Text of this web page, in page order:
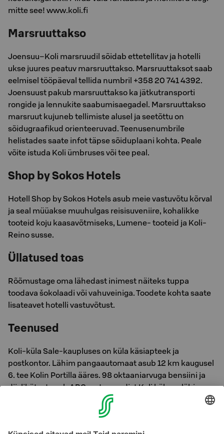
mitte see! www.koli.fi
Marsruuttakso
Joensuu–Koli marsruudil sõidab ettetellitav ja hotelli
ukse juures peatuv marsruuttakso. Marsruuttaksot saab
eelmisel tööpäeval tellida numbril +358 20 741 4392.
Joensuust pakub marsruuttakso ka jätkutransporti
rongide ja lennukite saabumisaegadel. Marsruuttakso
marsruut kujuneb tellimiste alusel ja seetõttu on
sõidugraafikud orienteeruvad. Teenusenumbrile
helistades saate infot täpse sõiduplaani kohta. Peale
võite istuda Koli ümbruses või tee peal.
Shop by Sokos Hotels
Hotell Shop by Sokos Hotels asub meie vastuvõtu kõrval
ja seal müüakse muuhulgas reisisuveniire, kohalikke
tooteid koju kaasavõtmiseks, Lumene- tooteid ja Koli-
Reino susse.
Üllatused toas
Rõõmustage oma lähedast inimest näiteks tuppa
toodava šokolaadi või vahuveiniga. Toodete kohta saate
lisateavet hotelli vastuvõtust.
Teenused
Koli-küla Sale-kaupluses on küla käsiapteek ja
postkontor. Lähim pangaautomaat asub 12 km kaugusel
6. tee Kolin Portilla ääres. 98 oktaaniarvuga bensiini ja
diislikütust saab ABC-automaadist Koli külas – lähim
tankla asub Kolin Portilla ääres.
Lähim Alko-alkoholikauplus asub Juuas, hotellist 39 km